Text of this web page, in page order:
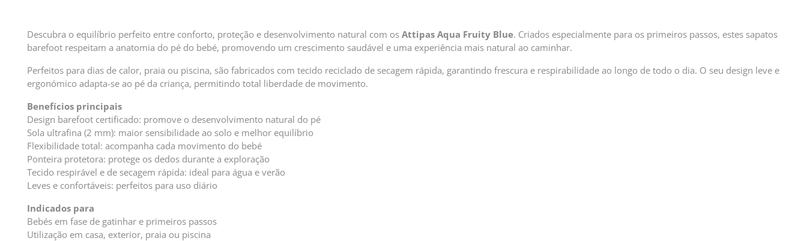
Descubra o equilíbrio perfeito entre conforto, proteção e desenvolvimento natural com os Attipas Aqua Fruity Blue. Criados especialmente para os primeiros passos, estes sapatos
barefoot respeitam a anatomia do pé do bebé, promovendo um crescimento saudável e uma experiência mais natural ao caminhar.
Perfeitos para dias de calor, praia ou piscina, são fabricados com tecido reciclado de secagem rápida, garantindo frescura e respirabilidade ao longo de todo o dia. O seu design leve e
ergonómico adapta-se ao pé da criança, permitindo total liberdade de movimento.
Benefícios principais
Design barefoot certificado: promove o desenvolvimento natural do pé
Sola ultrafina (2 mm): maior sensibilidade ao solo e melhor equilíbrio
Flexibilidade total: acompanha cada movimento do bebé
Ponteira protetora: protege os dedos durante a exploração
Tecido respirável e de secagem rápida: ideal para água e verão
Leves e confortáveis: perfeitos para uso diário
Indicados para
Bebés em fase de gatinhar e primeiros passos
Utilização em casa, exterior, praia ou piscina